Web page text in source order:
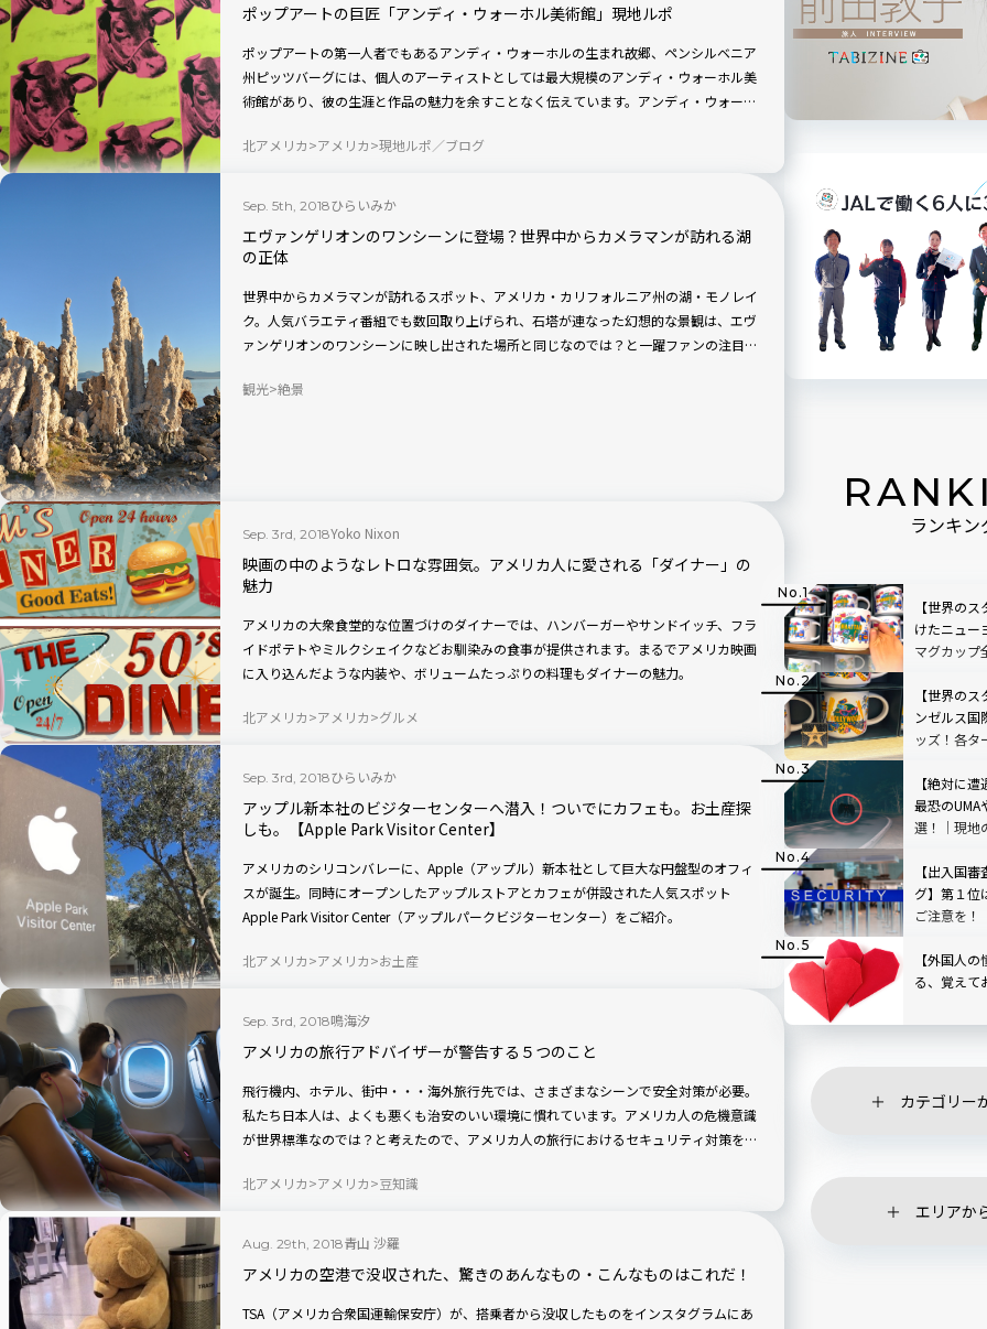
ポップアートの巨匠「アンディ・ウォーホル美術館」現地ルポ
ポップアートの第一人者でもあるアンディ・ウォーホルの生まれ故郷、ペンシルベニア
州ピッツバーグには、個人のアーティストとしては最大規模のアンディ・ウォーホル美
術館があり、彼の生涯と作品の魅力を余すことなく伝えています。アンディ・ウォーホ
北アメリカ
アメリカ 現地ルポ／ブログ
Sep. 5th, 2018ひらいみか
エヴァンゲリオンのワンシーンに登場？世界中からカメラマンが訪れる湖
の正体
世界中からカメラマンが訪れるスポット、アメリカ・カリフォルニア州の湖・モノレイ
ク。人気バラエティ番組でも数回取り上げられ、石塔が連なった幻想的な景観は、エヴ
ァンゲリオンのワンシーンに映し出された場所と同じなのでは？と一躍ファンの注目を
観光 絶景
Sep. 3rd, 2018Yoko Nixon
映画の中のようなレトロな雰囲気。アメリカ人に愛される「ダイナー」の
魅力
アメリカの大衆食堂的な位置づけのダイナーでは、ハンバーガーやサンドイッチ、フラ
イドポテトやミルクシェイクなどお馴染みの食事が提供されます。まるでアメリカ映画
に入り込んだような内装や、ボリュームたっぷりの料理もダイナーの魅力。
北アメリカ アメリカ グルメ
Sep. 3rd, 2018ひらいみか
アップル新本社のビジターセンターへ潜入！ついでにカフェも。お土産探
しも。【Apple Park Visitor Center】
アメリカのシリコンバレーに、Apple（アップル）新本社として巨大な円盤型のオフィ
スが誕生。同時にオープンしたアップルストアとカフェが併設された人気スポット
Apple Park Visitor Center（アップルパークビジターセンター）をご紹介。
北アメリカ アメリカ お土産
Sep. 3rd, 2018鳴海汐
アメリカの旅行アドバイザーが警告する５つのこと
飛行機内、ホテル、街中・・・海外旅行先では、さまざまなシーンで安全対策が必要。
私たち日本人は、よくも悪くも治安のいい環境に慣れています。アメリカ人の危機意識
が世界標準なのでは？と考えたので、アメリカ人の旅行におけるセキュリティ対策を学
北アメリカ
アメリカ 豆知識
Aug. 29th, 2018青山 沙羅
アメリカの空港で没収された、驚きのあんなもの・こんなものはこれだ！
TSA（アメリカ合衆国運輸保安庁）が、搭乗者から没収したものをインスタグラムにあ
ランキン
【世界の
けたニュー
マグカップ
ガイド
【世界の
ンゼルス国
ッズ！各タ
【絶対に
最恐のUMA
選！│現地
【出入国
グ】第１位
ご注意を！
【外国人
る、覚えて
カテゴリー
エリアか